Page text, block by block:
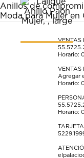
Esta
acción
abrirá
formulario
Esta
acción
abrirá
de
de
Anillos de
Moda para Mujer en
VENTAS
Horario:
VENTAS
Agregar
Horario:
Horario: